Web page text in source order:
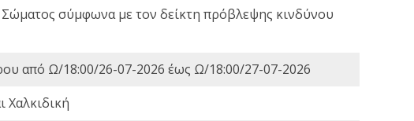
σύμφωνα με τον δείκτη πρόβλεψης κινδύνου
από Ω/18:00/26-07-2026 έως Ω/18:00/27-07-2026
Χαλκιδική